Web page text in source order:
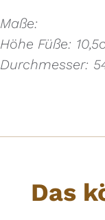
Maße:
Höhe Füße:
Durchmesser:
Das